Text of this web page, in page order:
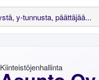
Kiinteistöjenhallinta